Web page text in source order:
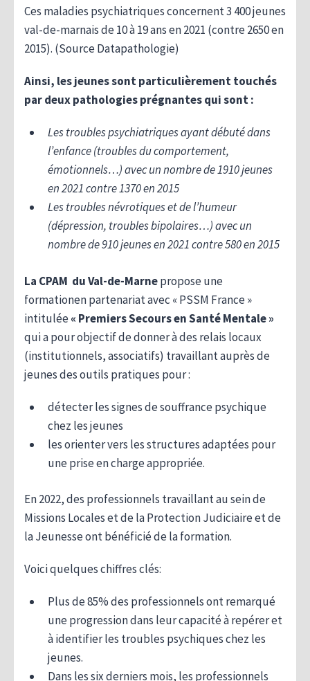
Ces maladies psychiatriques concernent 3 400 jeunes
val-de-marnais de 10 à 19 ans en 2021 (contre 2650 en
2015). (Source Datapathologie)
Ainsi, les jeunes sont particulièrement touchés
par deux pathologies prégnantes qui sont :
Les troubles psychiatriques ayant débuté dans
l’enfance (troubles du comportement,
émotionnels…) avec un nombre de 1910 jeunes
en 2021 contre 1370 en 2015
Les troubles névrotiques et de l’humeur
(dépression, troubles bipolaires…) avec un
nombre de 910 jeunes en 2021 contre 580 en 2015
La CPAM du Val-de-Marnepropose une
formationen partenariat avec « PSSM France »
intitulée« Premiers Secours en Santé Mentale »
qui a pour objectif de donner à des relais locaux
(institutionnels, associatifs) travaillant auprès de
jeunes des outils pratiques pour :
détecter les signes de souffrance psychique
chez les jeunes
les orienter vers les structures adaptées pour
une prise en charge appropriée.
En 2022, des professionnels travaillant au sein de
Missions Locales et de la Protection Judiciaire et de
la Jeunesse ont bénéficié de la formation.
Voici quelques chiffres clés:
Plus de 85% des professionnels ont remarqué
une progression dans leur capacité à repérer et
à identifier les troubles psychiques chez les
jeunes.
Dans les six derniers mois, les professionnels